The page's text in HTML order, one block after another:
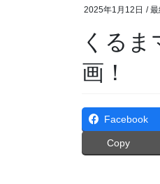
2025年1月12日 /
くる
画！
Facebook
Copy